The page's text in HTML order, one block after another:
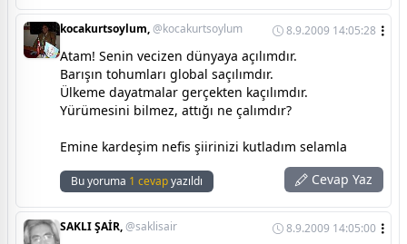
kocakurtsoylum,@kocakurtsoylum 8.9.2009 14:05:28
Atam! Senin vecizen dünyaya açılımdır.
Barışın tohumları global saçılımdır.
Ülkeme dayatmalar gerçekten kaçılımdır.
Yürümesini bilmez, attığı ne çalımdır?
Emine kardeşim nefis şiirinizi kutladım selamla
Bu yoruma 1 cevapyazıldı Cevap Yaz
SAKLI ŞAİR,@saklisair 8.9.2009 14:05:00